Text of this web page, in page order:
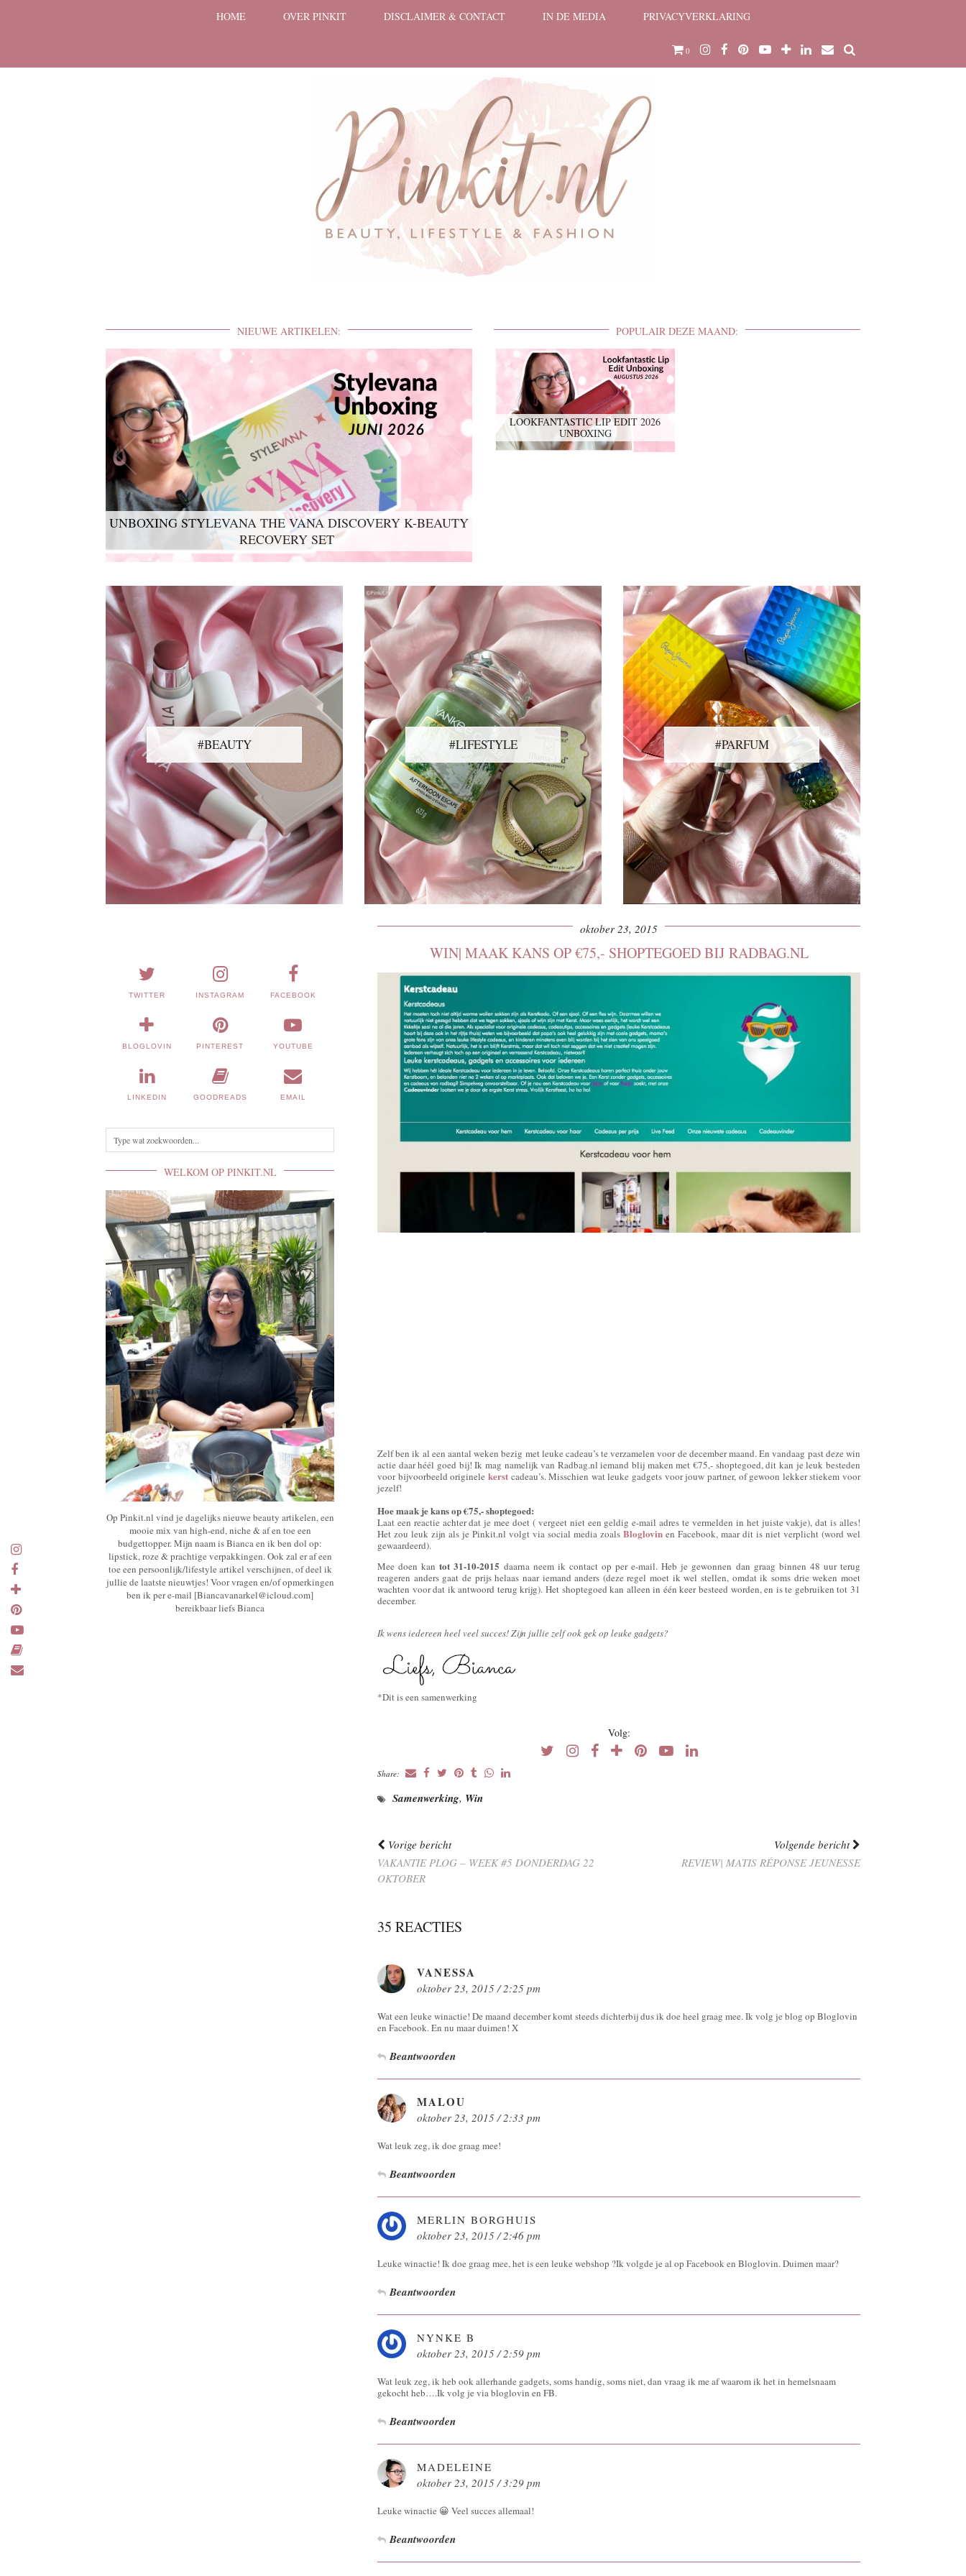
HOME OVER PINKIT DISCLAIMER & CONTACT IN DE MEDIA PRIVACYVERKLARING
0
POPULAIR DEZE MAAND:
LOOKFANTASTIC LIP EDIT 2026
UNBOXING
NIEUWE ARTIKELEN:
UNBOXING STYLEVANA THE VANA DISCOVERY K-BEAUTY
RECOVERY SET
#BEAUTY #LIFESTYLE #PARFUM
oktober 23, 2015
WIN| MAAK KANS OP €75,- SHOPTEGOED BIJ RADBAG.NL
Zelf ben ik al een aantal weken bezig met leuke cadeau’s te verzamelen voor de december maand. En vandaag past deze win
actie daar héél goed bij! Ik mag namelijk van Radbag.nl iemand blij maken met €75,- shoptegoed, dit kan je leuk besteden
voor bijvoorbeeld originele kerstcadeau’s. Misschien wat leuke gadgets voor jouw partner, of gewoon lekker stiekem voor
jezelf!
Hoe maak je kans op €75,- shoptegoed:
Laat een reactie achter dat je mee doet ( vergeet niet een geldig e-mail adres te vermelden in het juiste vakje), dat is alles!
Het zou leuk zijn als je Pinkit.nl volgt via social media zoals Bloglovin en Facebook, maar dit is niet verplicht (word wel
gewaardeerd).
Mee doen kantot 31-10-2015 daarna neem ik contact op per e-mail. Heb je gewonnen dan graag binnen 48 uur terug
reageren anders gaat de prijs helaas naar iemand anders (deze regel moet ik wel stellen, omdat ik soms drie weken moet
wachten voor dat ik antwoord terug krijg). Het shoptegoed kan alleen in één keer besteed worden, en is te gebruiken tot 31
december.
Ik wens iedereen heel veel succes! Zijn jullie zelf ook gek op leuke gadgets?
*Dit is een samenwerking
Volg:
Share:
Samenwerking, Win
Vorige bericht
VAKANTIE PLOG – WEEK #5 DONDERDAG 22
OKTOBER
Volgende bericht
REVIEW| MATIS RÉPONSE JEUNESSE
35 REACTIES
VANESSA
oktober 23, 2015 / 2:25 pm
Wat een leuke winactie! De maand december komt steeds dichterbij dus ik doe heel graag mee. Ik volg je blog op Bloglovin
en Facebook. En nu maar duimen! X
Beantwoorden
MALOU
oktober 23, 2015 / 2:33 pm
Wat leuk zeg, ik doe graag mee!
Beantwoorden
MERLIN BORGHUIS
oktober 23, 2015 / 2:46 pm
Leuke winactie! Ik doe graag mee, het is een leuke webshop ?Ik volgde je al op Facebook en Bloglovin. Duimen maar?
Beantwoorden
NYNKE B
oktober 23, 2015 / 2:59 pm
Wat leuk zeg, ik heb ook allerhande gadgets, soms handig, soms niet, dan vraag ik me af waarom ik het in hemelsnaam
gekocht heb….Ik volg je via bloglovin en FB.
Beantwoorden
MADELEINE
oktober 23, 2015 / 3:29 pm
Leuke winactie 😀 Veel succes allemaal!
Beantwoorden
TWITTER INSTAGRAM FACEBOOK
BLOGLOVIN PINTEREST YOUTUBE
LINKEDIN GOODREADS EMAIL
WELKOM OP PINKIT.NL
Op Pinkit.nl vind je dagelijks nieuwe beauty artikelen, een
mooie mix van high-end, niche & af en toe een
budgettopper. Mijn naam is Bianca en ik ben dol op:
lipstick, roze & prachtige verpakkingen. Ook zal er af een
toe een persoonlijk/lifestyle artikel verschijnen, of deel ik
jullie de laatste nieuwtjes! Voor vragen en/of opmerkingen
ben ik per e-mail [Biancavanarkel@icloud.com]
bereikbaar liefs Bianca